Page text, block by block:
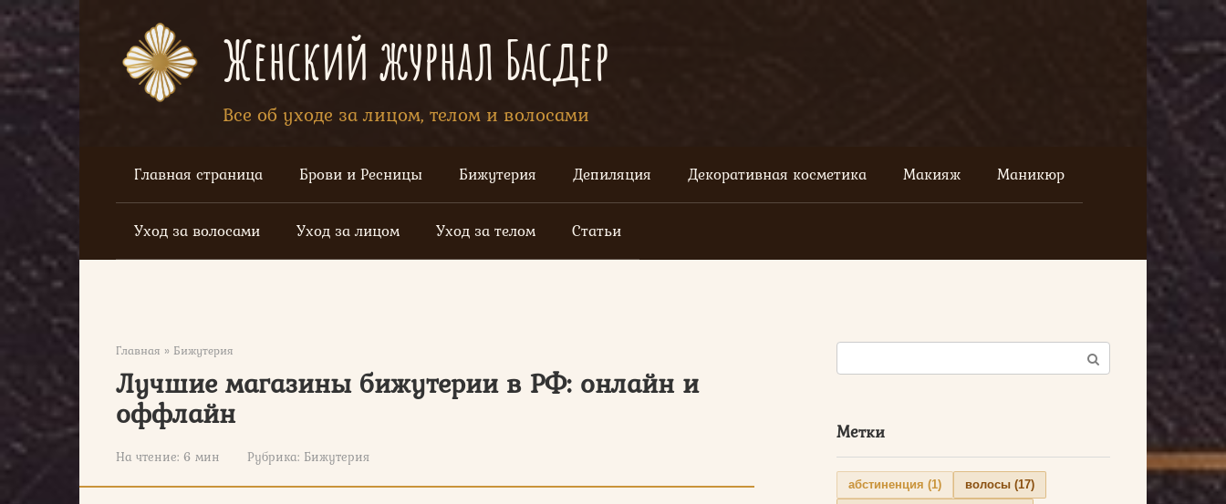
Перейти
к
контенту
Женский журнал Басдер
Все об уходе за лицом, телом и волосами
Главная страница Брови и Ресницы Бижутерия Депиляция Декоративная косметика Макияж Маникюр
Уход за волосами Уход за лицом Уход за телом Статьи
Главная » Бижутерия
Лучшие магазины бижутерии в РФ: онлайн и
оффлайн
На чтение: 6 мин Рубрика: Бижутерия
Поиск:
Метки
абстиненция (1) волосы (17)